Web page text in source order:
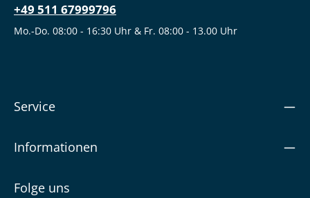
+49 511 67999796
Mo.-Do. 08:00 - 16:30 Uhr & Fr. 08:00 - 13.00 Uhr
Service
Informationen
Folge uns